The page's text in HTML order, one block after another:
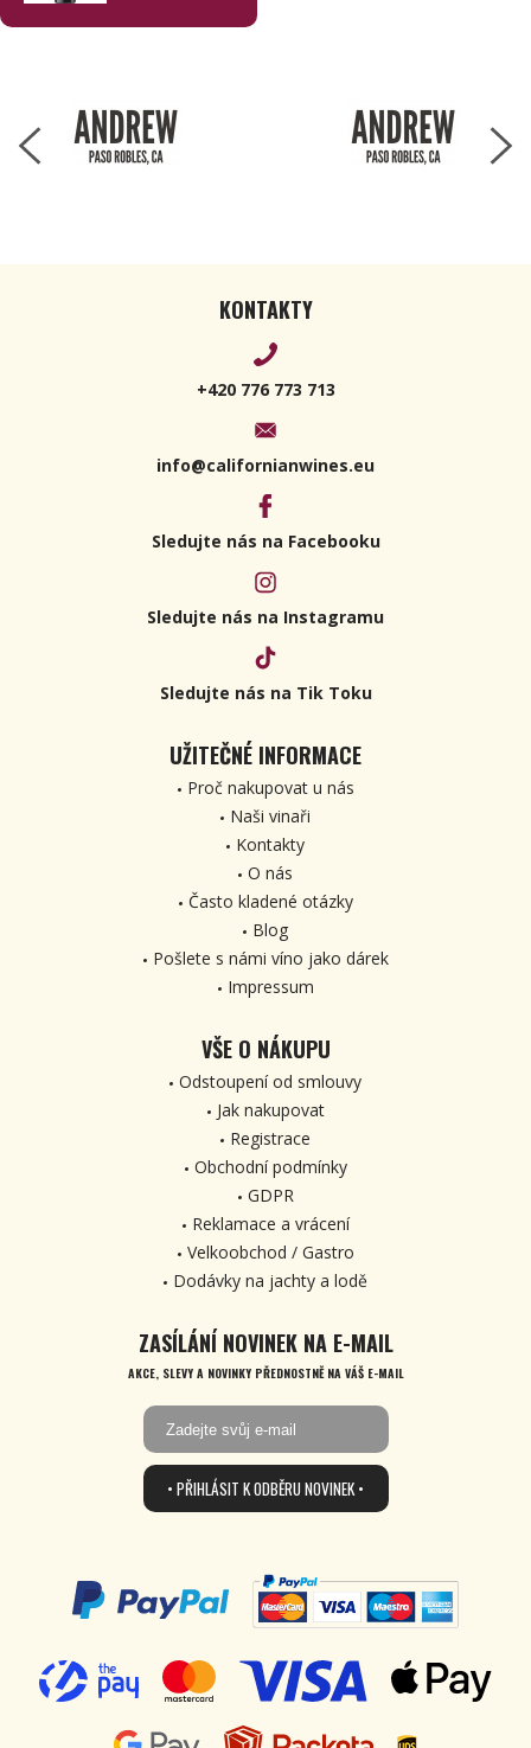
KONTAKTY
+420 776 773 713
info@californianwines.eu
Sledujte nás na Facebooku
Sledujte nás na Instagramu
Sledujte nás na Tik Toku
UŽITEČNÉ INFORMACE
Proč nakupovat u nás
Naši vinaři
Kontakty
O nás
Často kladené otázky
Blog
Pošlete s námi víno jako dárek
Impressum
VŠE O NÁKUPU
Odstoupení od smlouvy
Jak nakupovat
Registrace
Obchodní podmínky
GDPR
Reklamace a vrácení
Velkoobchod / Gastro
Dodávky na jachty a lodě
ZASÍLÁNÍ NOVINEK NA E-MAIL
AKCE, SLEVY A NOVINKY PŘEDNOSTNĚ NA VÁŠ E-MAIL
• PŘIHLÁSIT K ODBĚRU NOVINEK •